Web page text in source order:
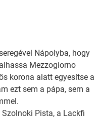
Nápolyba, hogy
Mezzogiorno
korona alatt egyesítse a
ezt sem a pápa, sem a
Szolnoki Pista, a Lackfi